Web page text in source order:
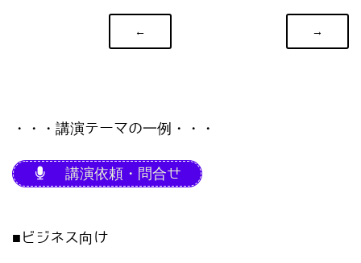
← →
・・・講演テーマの一例・・・
講演依頼・問合せ
■ビジネス向け